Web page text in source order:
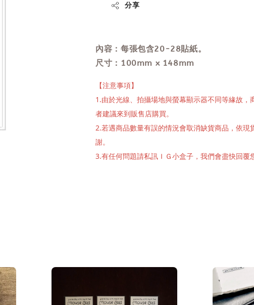
分享
內容：每張包含20-28貼紙。
尺寸：100mm x 148mm
【注意事項】
1.由於光線、拍攝場地與螢幕顯示器不同等緣故
者建議來到販售店購買。
2.若遇商品數量有誤的情況會取消缺貨商品，依現
謝。
3.有任何問題請私訊ＩＧ小盒子，我們會盡快回覆